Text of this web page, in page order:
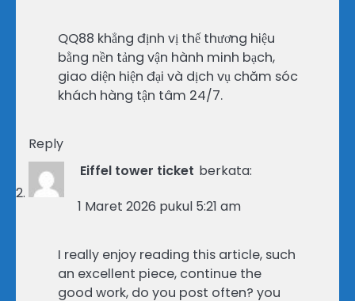
QQ88 khẳng định vị thế thương hiệu
bằng nền tảng vận hành minh bạch,
giao diện hiện đại và dịch vụ chăm sóc
khách hàng tận tâm 24/7.
Reply
Eiffel tower ticket berkata:
1 Maret 2026 pukul 5:21 am
I really enjoy reading this article, such
an excellent piece, continue the
good work, do you post often? you